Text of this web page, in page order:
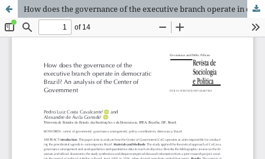
How does the governance of the executive branch operate in democratic Brazil? An analysis of the Center of Government